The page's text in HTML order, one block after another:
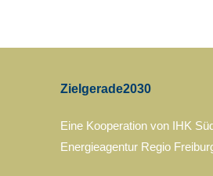
Zielgerade2030
Eine Kooperation von IHK
Energieagentur Regio